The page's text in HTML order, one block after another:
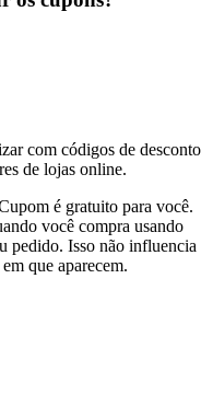
com códigos de desconto
de lojas online.
é gratuito para você.
você compra usando
pedido. Isso não influencia
que aparecem.